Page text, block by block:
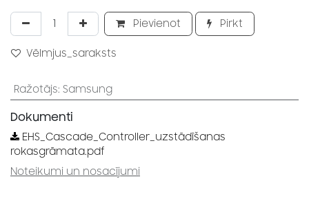
Pievienot Pirkt
Vēlmjus_saraksts
Ražotājs: Samsung
Dokumenti
EHS_Cascade_Controller_uzstādīšanas
rokasgrāmata.pdf
Noteikumi un nosacījumi